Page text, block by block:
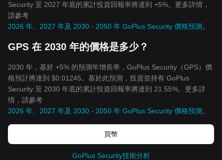
Security 至 2027 年底的累計投資回報率將達到 +5%。更多詳情，
請參考
2026 年、2027 年及 2030 - 2050 年 GoPlus Security 價格預測 。
GPS 在 2030 年的價格是多少？
2030 年，基於 +5% 的預測年增長率，GoPlus Security（GPS）價
格預計將達到 $0.01245。基於此預測，投資並持有 GoPlus
Security 至 2030 年底的累計投資回報率將達到 21.55%。更多詳
情，請參考
2026 年、2027 年及 2030 - 2050 年 GoPlus Security 價格預測 。
買幣
GoPlus Security技術分析